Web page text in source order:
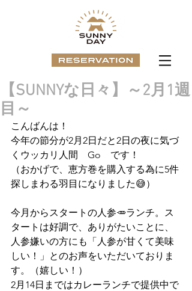
【SUNNYな日々】～2月1週
目～
こんばんは！
今年の節分が2月2日だと2日の夜に気づ
くウッカリ人間　Go　です！
（おかげで、恵方巻を購入する為に5件
探しまわる羽目になりました😅）
今月からスタートの人参🥕ランチ。ス
タートは好調で、ありがたいことに、
人参嫌いの方にも「人参が甘くて美味
しい！」とのお声をいただいておりま
す。（嬉しい！）
2月14日まではカレーランチで提供中で